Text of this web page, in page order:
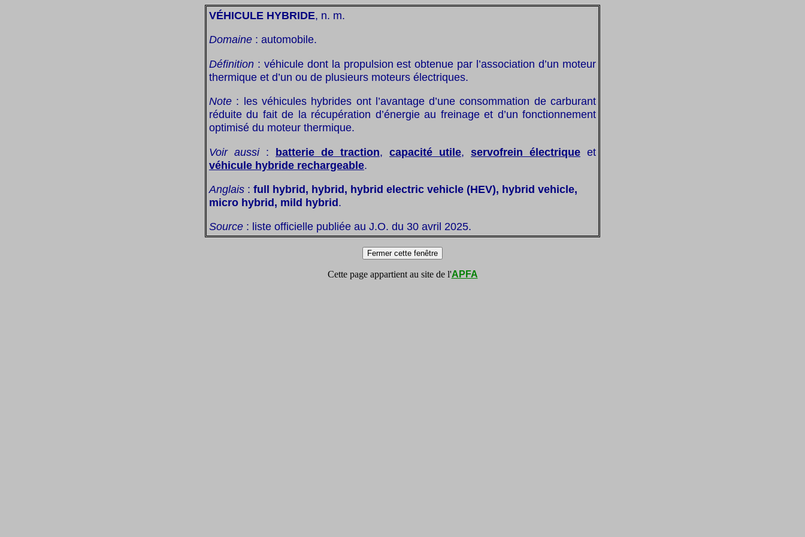
VÉHICULE HYBRIDE, n. m.
Domaine : automobile.
Définition : véhicule dont la propulsion est obtenue par l’association d’un moteur
thermique et d’un ou de plusieurs moteurs électriques.
Note : les véhicules hybrides ont l’avantage d’une consommation de carburant
réduite du fait de la récupération d’énergie au freinage et d’un fonctionnement
optimisé du moteur thermique.
Voir aussi: batterie de traction, capacité utile, servofrein électrique et
véhicule hybride rechargeable.
Anglais : full hybrid, hybrid, hybrid electric vehicle (HEV), hybrid vehicle,
micro hybrid, mild hybrid.
Source : liste officielle publiée au J.O. du 30 avril 2025.
Cette page appartient au site de l'APFA